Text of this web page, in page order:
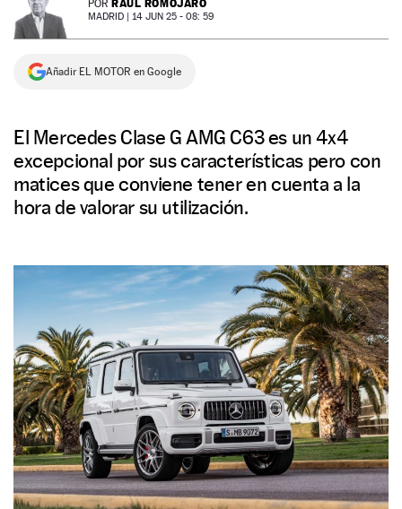
NEWSLETTER
SÍGUENOS
POR RAÚL ROMOJARO
MADRID | 14 JUN 25 - 08: 59
Añadir EL MOTOR en Google
El Mercedes Clase G AMG C63 es un 4x4
excepcional por sus características pero con
matices que conviene tener en cuenta a la
hora de valorar su utilización.